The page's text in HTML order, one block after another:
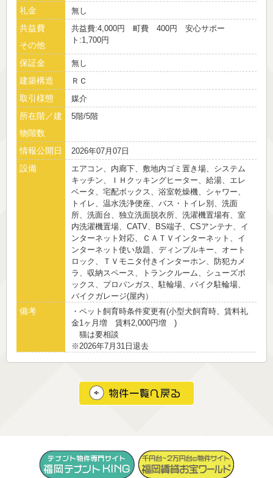
礼金 無し
共益費
その他
共益費:4,000円 町費 400円 安心サポー
ト:1,700円
保証金 無し
建築構造 ＲＣ
取引様態 媒介
所在階／建
物階数
5階/5階
情報公開日 2026年07月07日
設備
エアコン、内廊下、敷地内ゴミ置き場、システム
キッチン、ＩＨクッキングヒーター、給湯、エレ
ベータ、宅配ボックス、浴室乾燥機、シャワー、
トイレ、温水洗浄便座、バス・トイレ別、洗面
所、洗面台、独立洗面脱衣所、洗濯機置場有、室
内洗濯機置場、CATV、BS端子、CSアンテナ、イ
ンターネット対応、ＣＡＴＶインターネット、イ
ンターネット使い放題、ディンプルキー、オート
ロック、ＴＶモニタ付きインターホン、防犯カメ
ラ、収納スペース、トランクルーム、シューズボ
ックス、プロパンガス、駐輪場、バイク駐輪場、
バイクガレージ(屋内）
備考
・ペット飼育時条件変更有(小型犬飼育時、賃料礼
金1ヶ月増 賃料2,000円増 )
猫は要相談
※2026年7月31日退去